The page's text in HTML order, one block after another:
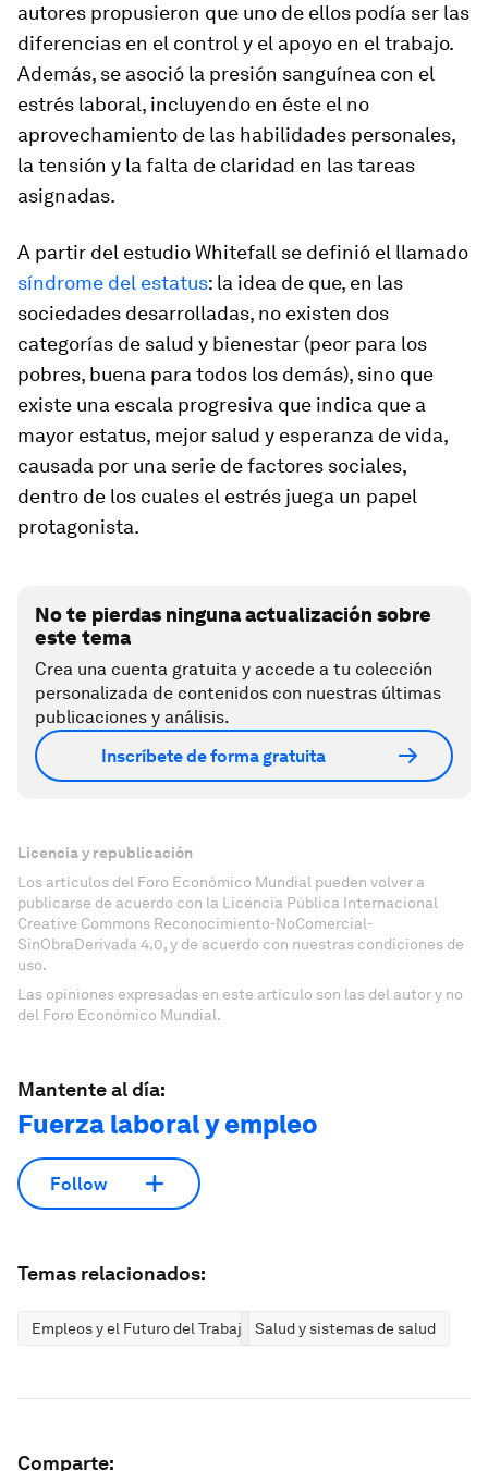
autores propusieron que uno de ellos podía ser las
diferencias en el control y el apoyo en el trabajo.
Además, se asoció la presión sanguínea con el
estrés laboral, incluyendo en éste el no
aprovechamiento de las habilidades personales,
la tensión y la falta de claridad en las tareas
asignadas.
A partir del estudio Whitefall se definió el llamado
síndrome del estatus: la idea de que, en las
sociedades desarrolladas, no existen dos
categorías de salud y bienestar (peor para los
pobres, buena para todos los demás), sino que
existe una escala progresiva que indica que a
mayor estatus, mejor salud y esperanza de vida,
causada por una serie de factores sociales,
dentro de los cuales el estrés juega un papel
protagonista.
No te pierdas ninguna actualización sobre
este tema
Crea una cuenta gratuita y accede a tu colección
personalizada de contenidos con nuestras últimas
publicaciones y análisis.
Inscríbete de forma gratuita
Licencia y republicación
Los artículos del Foro Económico Mundial pueden volver a
publicarse de acuerdo con la Licencia Pública Internacional
Creative Commons Reconocimiento-NoComercial-
SinObraDerivada 4.0, y de acuerdo con nuestras condiciones de
uso.
Las opiniones expresadas en este artículo son las del autor y no
del Foro Económico Mundial.
Mantente al día:
Fuerza laboral y empleo
Follow
Temas relacionados:
Empleos y el Futuro del Trabajo Salud y sistemas de salud
Comparte: